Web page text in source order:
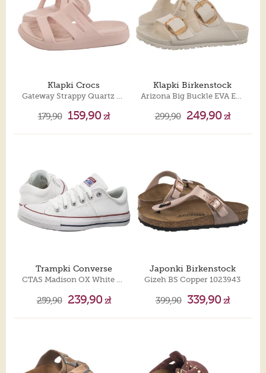
Klapki Crocs
179,90 159,90zł
Klapki Birkenstock
Arizona Big Buckle EVA Eggshell 1029651
299,90 249,90zł
Trampki Converse
CTAS Madison OX White 563509C
259,90 239,90zł
Japonki Birkenstock
Gizeh BS Copper 1023943
399,90 339,90zł